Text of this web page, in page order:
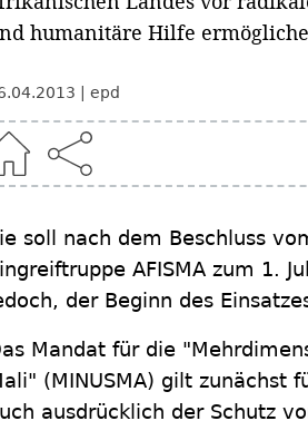
humanitäre Hilfe
epd
soll nach dem Beschluss
AFISMA zum 1.
der Beginn des
Mandat für die
(MINUSMA) gilt zunächst
ausdrücklich der Schutz